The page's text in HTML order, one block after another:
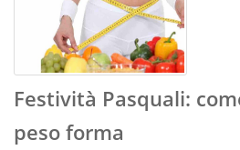
Festività Pasquali:
peso forma